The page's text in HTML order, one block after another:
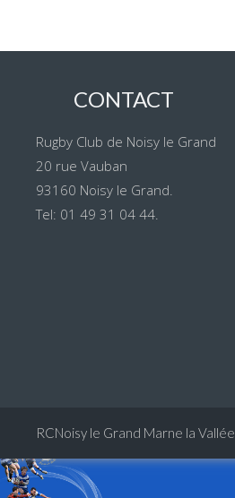
CONTACT
Rugby Club de Noisy le Grand
20 rue Vauban
93160 Noisy le Grand.
Tel: 01 49 31 04 44.
RCNoisy le Grand Marne la Vallée